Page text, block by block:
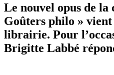
Le nouvel opus de la
Goûters philo »
librairie. Pour
Brigitte Labbé